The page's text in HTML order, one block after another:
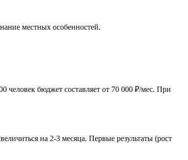
местных особенностей.
человек бюджет составляет от 70 000 ₽/мес. При
на 2-3 месяца. Первые результаты (рост